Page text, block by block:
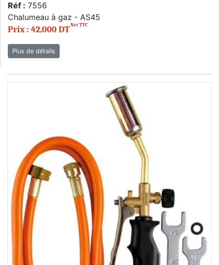
Réf : 7556
Chalumeau à gaz - AS45
Prix : 42,000 DTNet TTC
Plus de détails